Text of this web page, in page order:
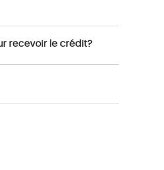
recevoir le crédit?